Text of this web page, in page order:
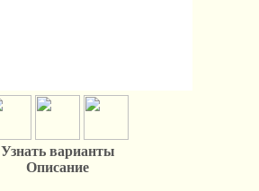
Узнать варианты
Описание